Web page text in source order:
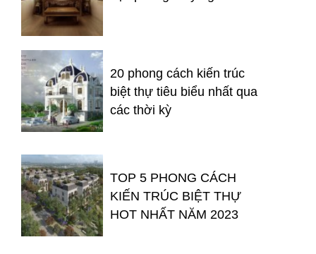
20 phong cách kiến trúc
biệt thự tiêu biểu nhất qua
các thời kỳ
TOP 5 PHONG CÁCH
KIẾN TRÚC BIỆT THỰ
HOT NHẤT NĂM 2023